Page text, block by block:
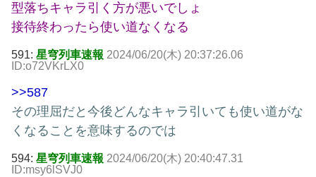
型落ちキャラ引く方が悪いでしょ
接待終わったら使い道なくなる
591: 星穹列車速報 2024/06/20(木) 20:37:26.06
ID:o72VKrLX0
>>587
その理屈だと今後どんなキャラ引いても使い道がな
くなることを意味するのでは
594: 星穹列車速報 2024/06/20(木) 20:40:47.31
ID:msy6lSVJ0